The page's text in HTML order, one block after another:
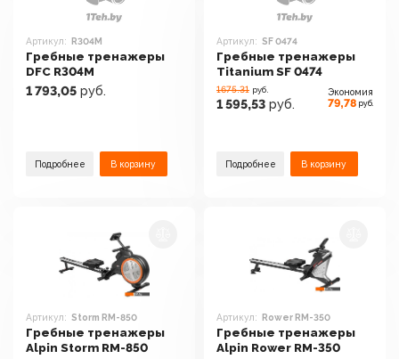
Артикул: R304M
Гребные тренажеры
DFC R304M
1 793,05 руб.
Подробнее В корзину
Артикул: SF 0474
Гребные тренажеры
Titanium SF 0474
1675.31 руб.
1 595,53 руб.
Экономия
79,78 руб.
Подробнее В корзину
Артикул: Storm RM-850
Гребные тренажеры
Alpin Storm RM-850
Артикул: Rower RM-350
Гребные тренажеры
Alpin Rower RM-350